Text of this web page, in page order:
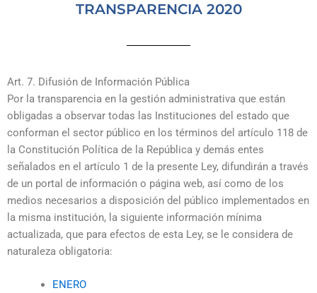
TRANSPARENCIA 2020
Art. 7. Difusión de Información Pública
Por la transparencia en la gestión administrativa que están
obligadas a observar todas las Instituciones del estado que
conforman el sector público en los términos del artículo 118 de
la Constitución Política de la República y demás entes
señalados en el artículo 1 de la presente Ley, difundirán a través
de un portal de información o página web, así como de los
medios necesarios a disposición del público implementados en
la misma institución, la siguiente información mínima
actualizada, que para efectos de esta Ley, se le considera de
naturaleza obligatoria:
ENERO